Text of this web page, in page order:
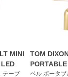
MINI
テーブ
TOM
PORTABLE
ベル ポータブ